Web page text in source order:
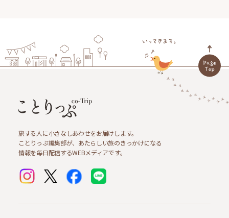
旅する人に小さなしあわせをお届けします。
ことりっぷ編集部が、あたらしい旅のきっかけになる
情報を毎日配信するWEBメディアです。